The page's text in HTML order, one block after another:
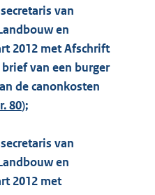
van
en
2012 met Afschrift
van een burger
de canonkosten
80);
van
en
2012 met